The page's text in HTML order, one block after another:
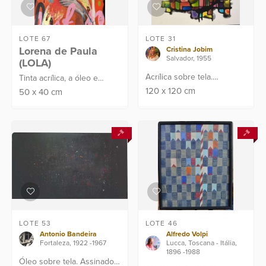
LOTE 67
Lorena de Paula
(LOLA)
Tinta acrílica, a óleo e
spray sobre tela. Assinado
50x 40cm
LOTE 31
Cristina Jobim
Salvador, 1955
Acrílica sobre tela.
Assinado, localizado e
Proveniência: Atelier da
Artista n...
120 x120 cm
LOTE 53
Antonio Bandeira
Fortaleza, 1922 -1967
Óleo sobre tela. Assinado
LOTE 46
Alfredo Volpi
Lucca, Toscana - Itália,
1896 -1988